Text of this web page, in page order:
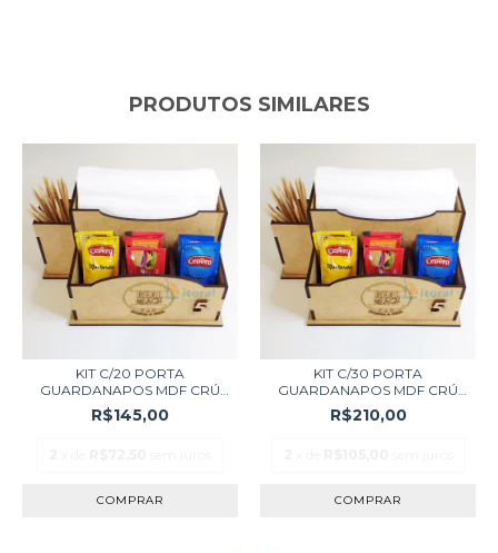
PRODUTOS SIMILARES
KIT C/20 PORTA
GUARDANAPOS MDF CRÚ
LANCH...
R$145,00
KIT C/30 PORTA
GUARDANAPOS MDF CRÚ
LANCH...
R$210,00